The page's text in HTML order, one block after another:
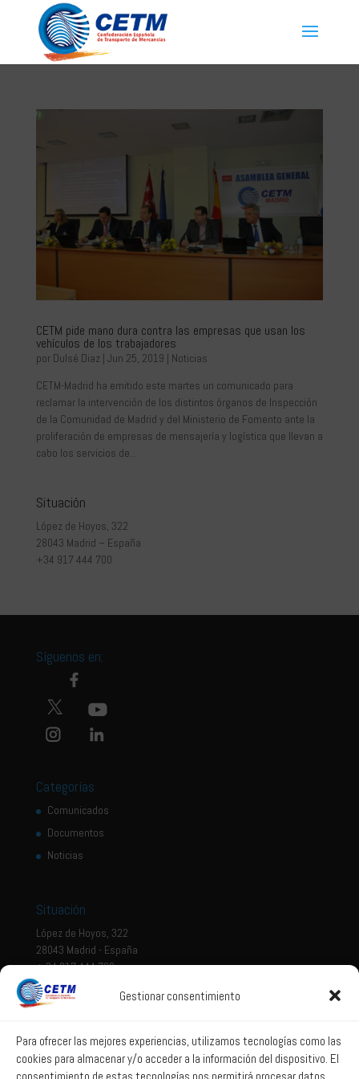
Gestionar consentimiento
Para ofrecer las mejores experiencias, utilizamos tecnologías como las
cookies para almacenar y/o acceder a la información del dispositivo. El
CETM pide mano dura contra las empresas que usan los
vehículos de los trabajadores
por Dulsé Diaz | Jun 25, 2019 | Noticias
CETM-Madrid ha emitido este martes un comunicado para
reclamar la intervención de los distintos órganos de Inspección
de la Comunidad de Madrid y del Ministerio de Fomento ante la
proliferación de empresas de mensajería y logística que llevan a
cabo los servicios de...
Situación
López de Hoyos, 322
28043 Madrid – España
+34 917 444 700
Síguenos en:
Categorías
Comunicados
Documentos
Noticias
Situación
López de Hoyos, 322
28043 Madrid - España
+ 34 917 444 700
Aviso legal
Política de privacidad